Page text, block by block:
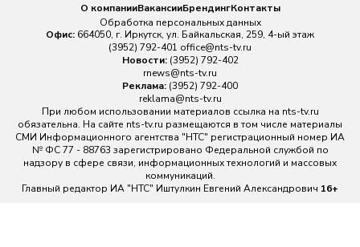
О компанииВакансииБрендингКонтакты
Обработка персональных данных
Офис: 664050, г. Иркутск, ул. Байкальская, 259, 4-ый этаж
(3952) 792-401 office@nts-tv.ru
Новости: (3952) 792-402
rnews@nts-tv.ru
Реклама: (3952) 792-400
reklama@nts-tv.ru
При любом использовании материалов ссылка на nts-tv.ru
обязательна. На сайте nts-tv.ru размещаются в том числе материалы
СМИ Информационного агентства "НТС" регистрационный номер ИА
№ ФС 77 - 88763 зарегистрировано Федеральной службой по
надзору в сфере связи, информационных технологий и массовых
коммуникаций.
Главный редактор ИА "НТС" Иштулкин Евгений Александрович 16+